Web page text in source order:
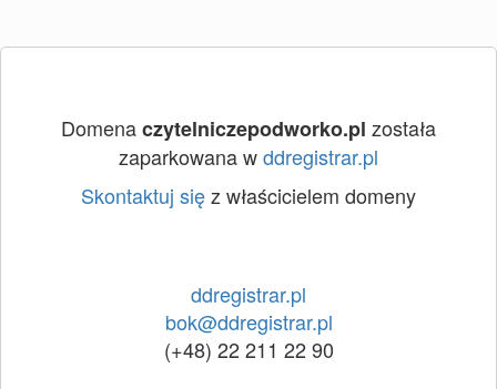
Domenaczytelniczepodworko.pl została
zaparkowana wddregistrar.pl
Skontaktuj sięz właścicielem domeny
ddregistrar.pl
bok@ddregistrar.pl
(+48) 22 211 22 90